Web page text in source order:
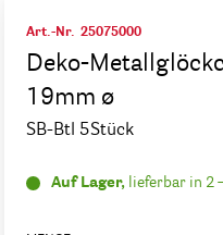
Art.-Nr. 25075000
Deko-
19mm ø
SB-Btl 5Stück
Auf Lager, lieferbar in 2